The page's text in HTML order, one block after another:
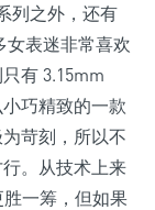
列之外，还有
女表迷非常喜欢
有 3.15mm
巧精致的一款
苛刻，所以不
。从技术上来
一筹，但如果